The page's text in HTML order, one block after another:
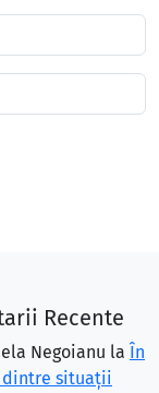
Recente
Negoianu la În
dintre situaţii